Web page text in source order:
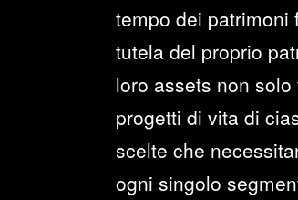
tempo dei
tutela del proprio
loro assets non
progetti di vita di
scelte che
ogni singolo